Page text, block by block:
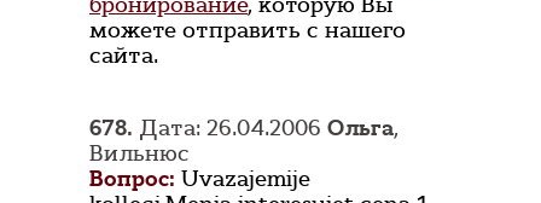
можете отправить с нашего
сайта.
678. Дата: 26.04.2006 Oльга,
Вильнюс
Вопрос: Uvazajemije